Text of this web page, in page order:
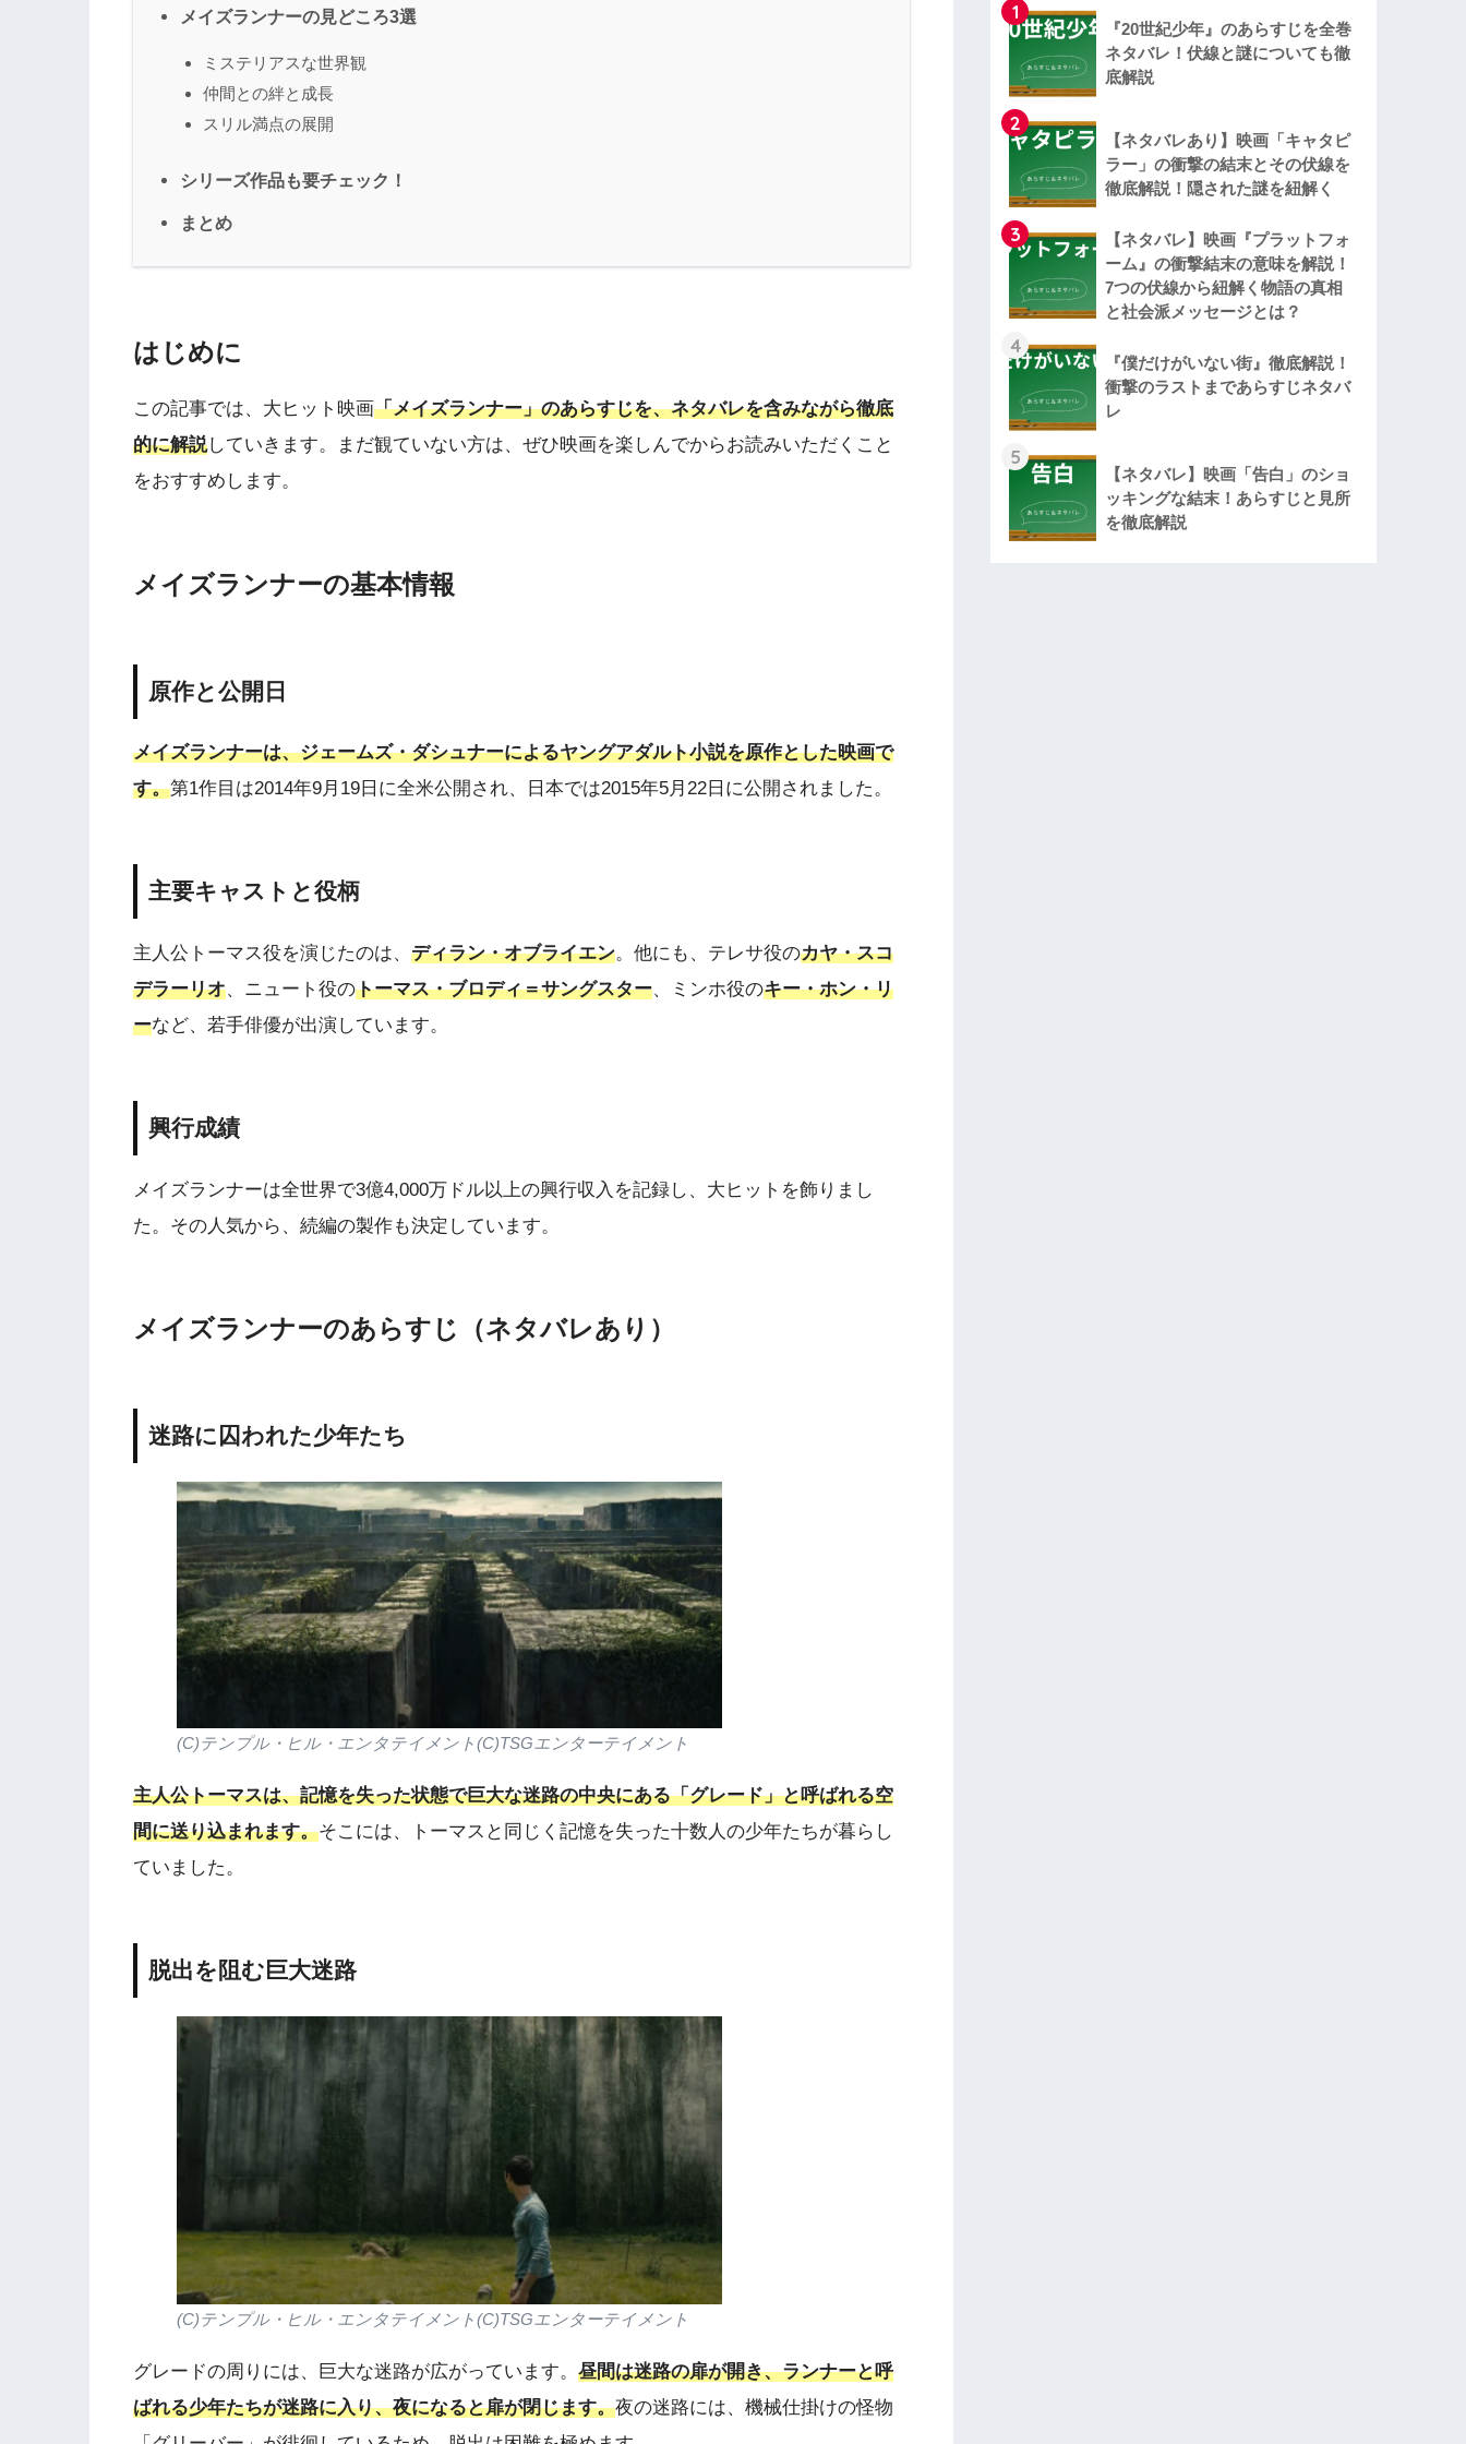
メイズランナーの見どころ3選
ミステリアスな世界観
仲間との絆と成長
スリル満点の展開
シリーズ作品も要チェック！
まとめ
はじめに
この記事では、大ヒット映画「メイズランナー」のあらすじを、ネタバレを含みながら徹底
的に解説していきます。まだ観ていない方は、ぜひ映画を楽しんでからお読みいただくこと
をおすすめします。
メイズランナーの基本情報
原作と公開日
メイズランナーは、ジェームズ・ダシュナーによるヤングアダルト小説を原作とした映画で
す。第1作目は2014年9月19日に全米公開され、日本では2015年5月22日に公開されました。
主要キャストと役柄
主人公トーマス役を演じたのは、 ディラン・オブライエン。他にも、テレサ役のカヤ・スコ
デラーリオ、ニュート役のトーマス・ブロディ＝サングスター、ミンホ役のキー・ホン・リ
ーなど、若手俳優が出演しています。
興行成績
メイズランナーは全世界で3億4,000万ドル以上の興行収入を記録し、大ヒットを飾りまし
た。その人気から、続編の製作も決定しています。
メイズランナーのあらすじ（ネタバレあり）
迷路に囚われた少年たち
(C)テンプル・ヒル・エンタテイメント(C)TSGエンターテイメント
主人公トーマスは、記憶を失った状態で巨大な迷路の中央にある「グレード」と呼ばれる空
間に送り込まれます。そこには、トーマスと同じく記憶を失った十数人の少年たちが暮らし
ていました。
脱出を阻む巨大迷路
(C)テンプル・ヒル・エンタテイメント(C)TSGエンターテイメント
グレードの周りには、巨大な迷路が広がっています。 昼間は迷路の扉が開き、ランナーと呼
ばれる少年たちが迷路に入り、夜になると扉が閉じます。夜の迷路には、機械仕掛けの怪物
1
『20世紀少年』のあらすじを全巻
ネタバレ！伏線と謎についても徹
底解説
2
【ネタバレあり】映画「キャタピ
ラー」の衝撃の結末とその伏線を
徹底解説！隠された謎を紐解く
3
【ネタバレ】映画『プラットフォ
ーム』の衝撃結末の意味を解説！
7つの伏線から紐解く物語の真相
と社会派メッセージとは？
4
『僕だけがいない街』徹底解説！
衝撃のラストまであらすじネタバ
レ
5
【ネタバレ】映画「告白」のショ
ッキングな結末！あらすじと見所
を徹底解説